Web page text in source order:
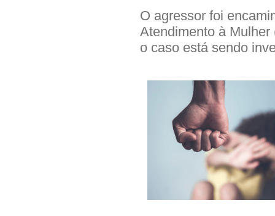
O agressor foi
Atendimento à
o caso está sendo